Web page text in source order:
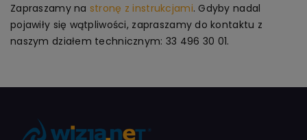
Zapraszamy na stronę z instrukcjami. Gdyby nadal
pojawiły się wątpliwości, zapraszamy do kontaktu z
naszym działem technicznym: 33 496 30 01.